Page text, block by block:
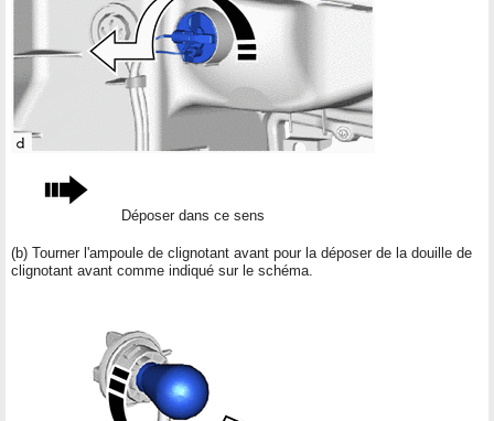
Déposer dans ce sens
(b) Tourner l'ampoule de clignotant avant pour la déposer de la douille de
clignotant avant comme indiqué sur le schéma.